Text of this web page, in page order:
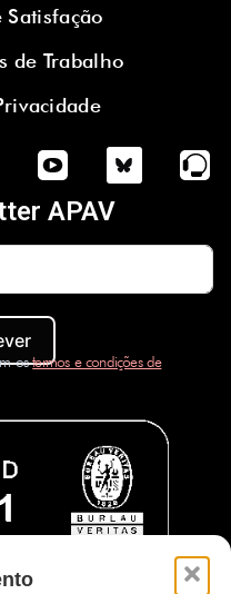
de Trabalho
APAV
ostermos e condições de